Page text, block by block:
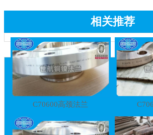
相关推荐
C70600高颈法兰